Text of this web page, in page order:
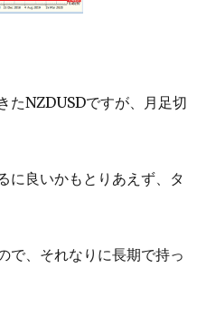
たNZDUSDですが、月足切
に良いかもとりあえず、タ
で、それなりに長期で持っ